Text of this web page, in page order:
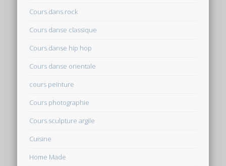
Cours dans rock
Cours danse classique
Cours danse hip hop
Cours danse orientale
cours peinture
Cours photographie
Cours sculpture argile
Cuisine
Home Made